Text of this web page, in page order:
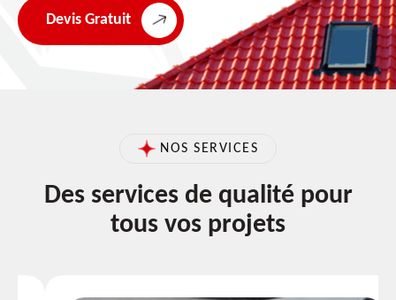
Devis Gratuit
NOS SERVICES
Des services de qualité pour
tous vos projets